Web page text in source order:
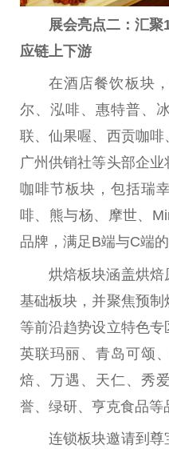
展会亮点二 ： 汇聚
应链上下游
在酒店餐饮板块
尔、泓啡、惠特普、
联、仙果喔、西贡咖
广州供销社等头部企
咖啡节板块，包括瑞
啡、熊与杨、摩世、
品牌，满足B端与C端的
烘焙板块涵盖烘
基础板块，并聚焦预
等前沿趋势设立特色专
英联玛丽、青岛可颂
焙、万遇、天仁、秀
誉、绿研、亨克食品等
连锁板块邀请到